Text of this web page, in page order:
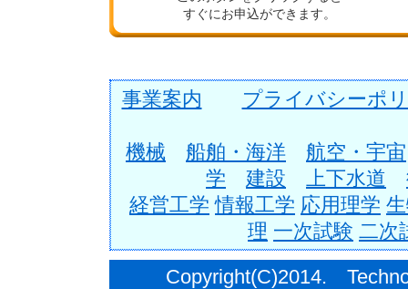
すぐにお申込ができます。
事業案内 プライバシーポ
機械 船舶・海洋
航空・宇宙
学
建設 上下水道
経営工学 情報工学 応用理学
理 一次試験 二次
Copyright(C)2014.